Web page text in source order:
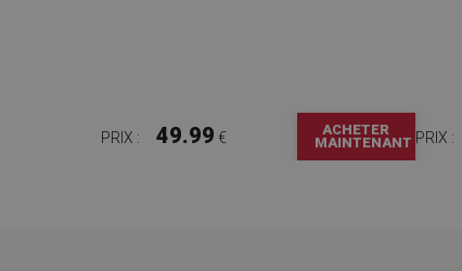
PRIX : 49.99 €
ACHETER
MAINTENANT PRIX :